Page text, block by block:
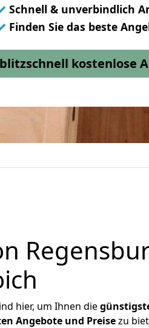
Schnell & unverbindlich
Finden Sie das beste
blitzschnell kostenlose
hier, um Ihnen die
Angebote und Preisezu